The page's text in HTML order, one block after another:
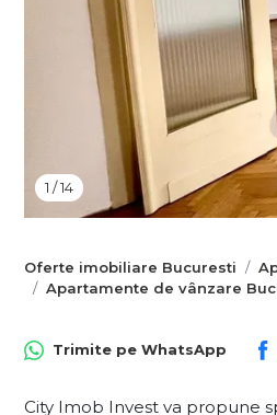
1 /14
Oferte imobiliare Bucuresti
Apartamente de vânzare
Trimite pe WhatsApp
City Imob Invest va propune